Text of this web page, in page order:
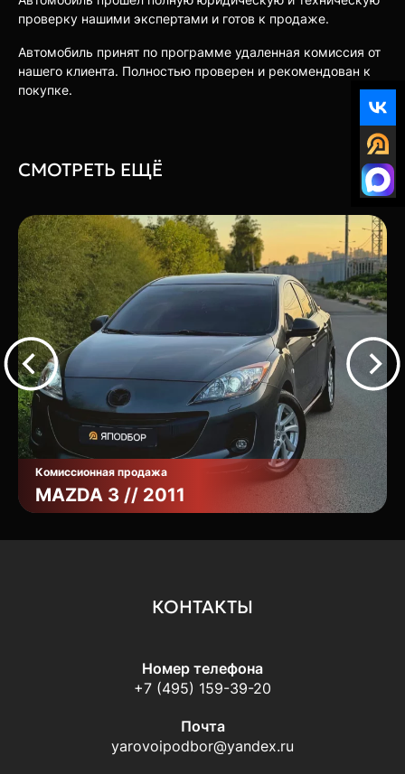
проверку нашими экспертами и готов к продаже.
Автомобиль принят по программе удаленная комиссия от
нашего клиента. Полностью проверен и рекомендован к
покупке.
СМОТРЕТЬ ЕЩЁ
Комиссионная продажа
MAZDA 3 // 2011
КОНТАКТЫ
Номер телефона
+7 (495) 159-39-20
Почта
yarovoipodbor@yandex.ru